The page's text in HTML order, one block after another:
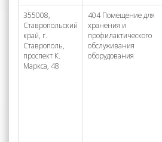
355008,
Ставропольский
край, г.
Ставрополь,
проспект К.
Маркса, 48
404 Помещение для
хранения и
профилактического
обслуживания
оборудования